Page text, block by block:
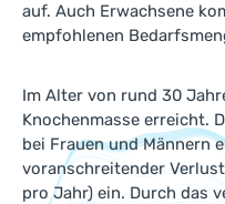
auf. Auch Erwachsene
empfohlenen
Im Alter von rund 30
Knochenmasse erreicht.
bei Frauen und Männern
voranschreitender
pro Jahr) ein. Durch das